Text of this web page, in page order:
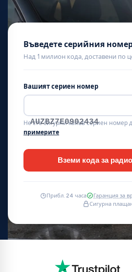
Въведете серийния
Над 1 милион кода, доставени по
Вашият сериен номер
AUZBZ7E0902434
Не сте сигурни какъв сериен номер
примерите
Вземи кода за
Прибл. 24 часа
Гаранция за
Сигурна